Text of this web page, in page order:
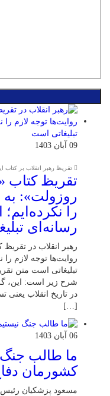
09 آبان 1403
تقریظ رهبر انقلاب بر کتاب
تقریظ کتاب
روزولت»: به
را
رسانه‌ای
رهبر انقلاب در
روایت‌ها توجه لازم را
تبلیغاتی است متن
شرح زیر است: این،
[…]
06 آبان 1403
ما طالب جنگ
کشورمان
مسعود پزشکیان